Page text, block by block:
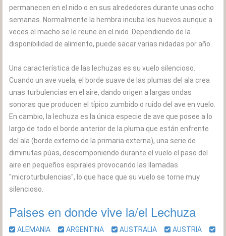
permanecen en el nido o en sus alrededores durante unas ocho
semanas. Normalmente la hembra incuba los huevos aunque a
veces el macho se le reune en el nido. Dependiendo de la
disponibilidad de alimento, puede sacar varias nidadas por año.
Una característica de las lechuzas es su vuelo silencioso.
Cuando un ave vuela, el borde suave de las plumas del ala crea
unas turbulencias en el aire, dando origen a largas ondas
sonoras que producen el típico zumbido o ruido del ave en vuelo.
En cambio, la lechuza es la única especie de ave que posee a lo
largo de todo el borde anterior de la pluma que están enfrente
del ala (borde externo de la primaria externa), una serie de
diminutas púas, descomponiendo durante el vuelo el paso del
aire en pequeños espirales provocando las llamadas
"microturbulencias", lo que hace que su vuelo se torne muy
silencioso.
Paises en donde vive la/el Lechuza
ALEMANIA ARGENTINA AUSTRALIA
AUSTRIA